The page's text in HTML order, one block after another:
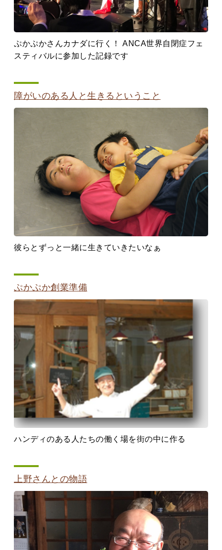
ぷかぷかさんカナダに行く！ ANCA世界自閉症フェ
スティバルに参加した記録です
障がいのある人と生きるということ
彼らとずっと一緒に生きていきたいなぁ
ぷかぷか創業準備
ハンディのある人たちの働く場を街の中に作る
上野さんとの物語